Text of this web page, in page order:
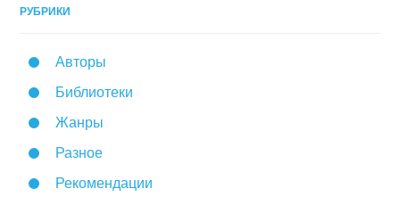
РУБРИКИ
Авторы
Библиотеки
Жанры
Разное
Рекомендации